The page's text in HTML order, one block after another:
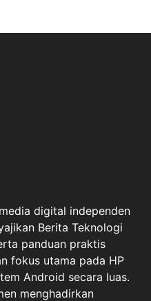
digital independen
Berita Teknologi
panduan praktis
fokus utama pada HP
Android secara luas.
menghadirkan